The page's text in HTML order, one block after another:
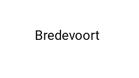
Bredevoort